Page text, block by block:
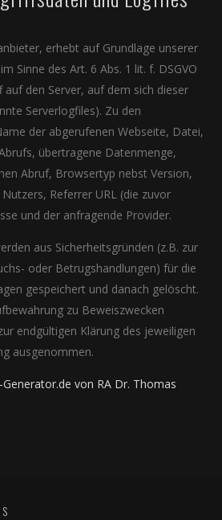
erhebt auf Grundlage unserer
Sinne des Art. 6 Abs. 1 lit. f. DSGVO
den Server, auf dem sich dieser
Serverlogfiles). Zu den
der abgerufenen Webseite, Datei,
übertragene Datenmenge,
Abruf, Browsertyp nebst Version,
Referrer URL (die zuvor
und der anfragende Provider.
aus Sicherheitsgründen (z.B. zur
oder Betrugshandlungen) für die
gespeichert und danach gelöscht.
zu Beweiszwecken
endgültigen Klärung des jeweiligen
ausgenommen.
von RA Dr. Thomas